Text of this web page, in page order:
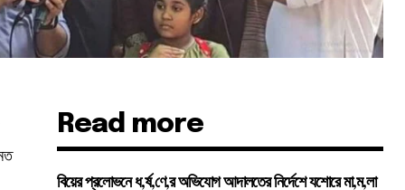
Read more
বিয়ের প্রলোভনে ধ,র্ষ,ণে,র অভিযোগ আদালতের নির্দেশে যশোরে মা,ম,লা